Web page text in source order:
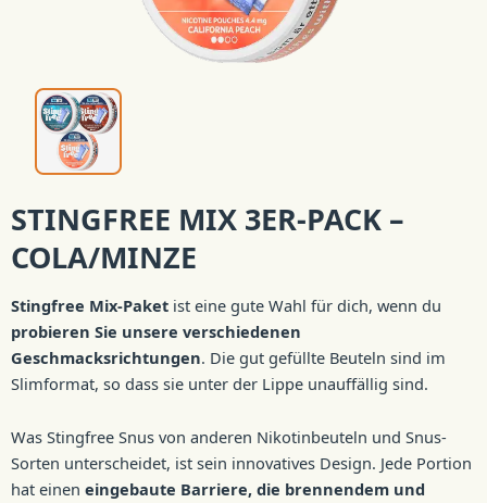
STINGFREE MIX 3ER-PACK –
COLA/MINZE
Stingfree Mix-Paket ist eine gute Wahl für dich, wenn du
probieren Sie unsere verschiedenen
Geschmacksrichtungen. Die gut gefüllte Beuteln sind im
Slimformat, so dass sie unter der Lippe unauffällig sind.
Was Stingfree Snus von anderen Nikotinbeuteln und Snus-
Sorten unterscheidet, ist sein innovatives Design. Jede Portion
hat einen eingebaute Barriere, die brennendem und